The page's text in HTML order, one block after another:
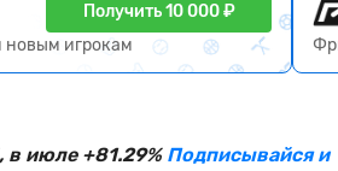
Получить 10 000 ₽
новым игрокам
в июле +81.29% Подписывайся и